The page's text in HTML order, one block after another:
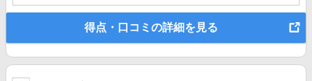
得点・口コミの詳細を見る